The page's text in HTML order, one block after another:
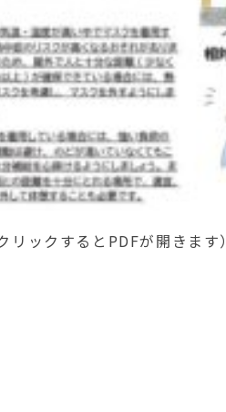
リックするとPDFが開きます）